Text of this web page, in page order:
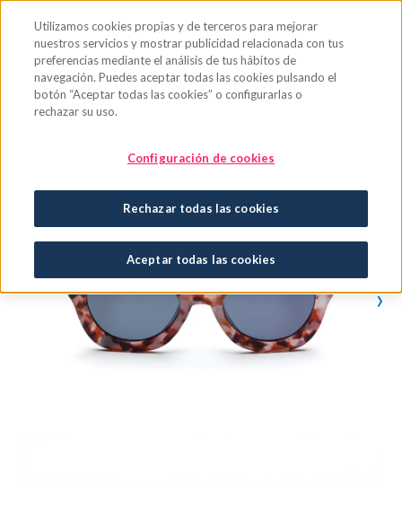
›
Utilizamos cookies propias y de terceros para mejorar
nuestros servicios y mostrar publicidad relacionada con tus
preferencias mediante el análisis de tus hábitos de
navegación. Puedes aceptar todas las cookies pulsando el
botón “Aceptar todas las cookies” o configurarlas o
rechazar su uso.
Configuración de cookies
Rechazar todas las cookies
Aceptar todas las cookies